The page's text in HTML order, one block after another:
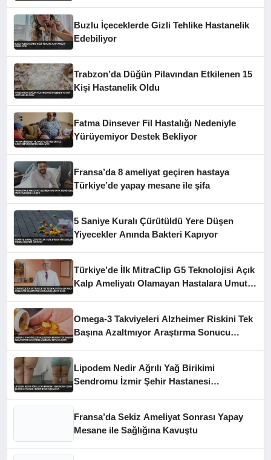
Buzlu İçeceklerde Gizli Tehlike Hastanelik
Edebiliyor
Trabzon’da Düğün Pilavından Etkilenen 15
Kişi Hastanelik Oldu
Fatma Dinsever Fil Hastalığı Nedeniyle
Yürüyemiyor Destek Bekliyor
Fransa’da 8 ameliyat geçiren hastaya
Türkiye’de yapay mesane ile şifa
5 Saniye Kuralı Çürütüldü Yere Düşen
Yiyecekler Anında Bakteri Kapıyor
Türkiye’de İlk MitraClip G5 Teknolojisi Açık
Kalp Ameliyatı Olamayan Hastalara Umut
Omega-3 Takviyeleri Alzheimer Riskini Tek
Başına Azaltmıyor Araştırma Sonucu
Lipodem Nedir Ağrılı Yağ Birikimi
Sendromu İzmir Şehir Hastanesi
Fransa’da Sekiz Ameliyat Sonrası Yapay
Mesane ile Sağlığına Kavuştu